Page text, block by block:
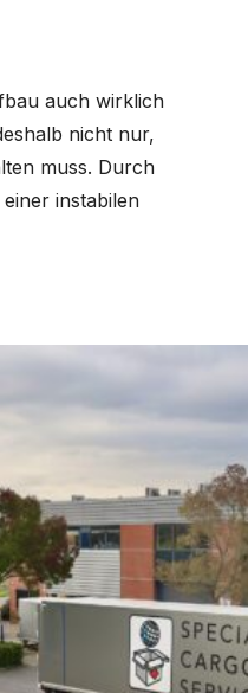
auch wirklich
nicht nur,
muss. Durch
instabilen